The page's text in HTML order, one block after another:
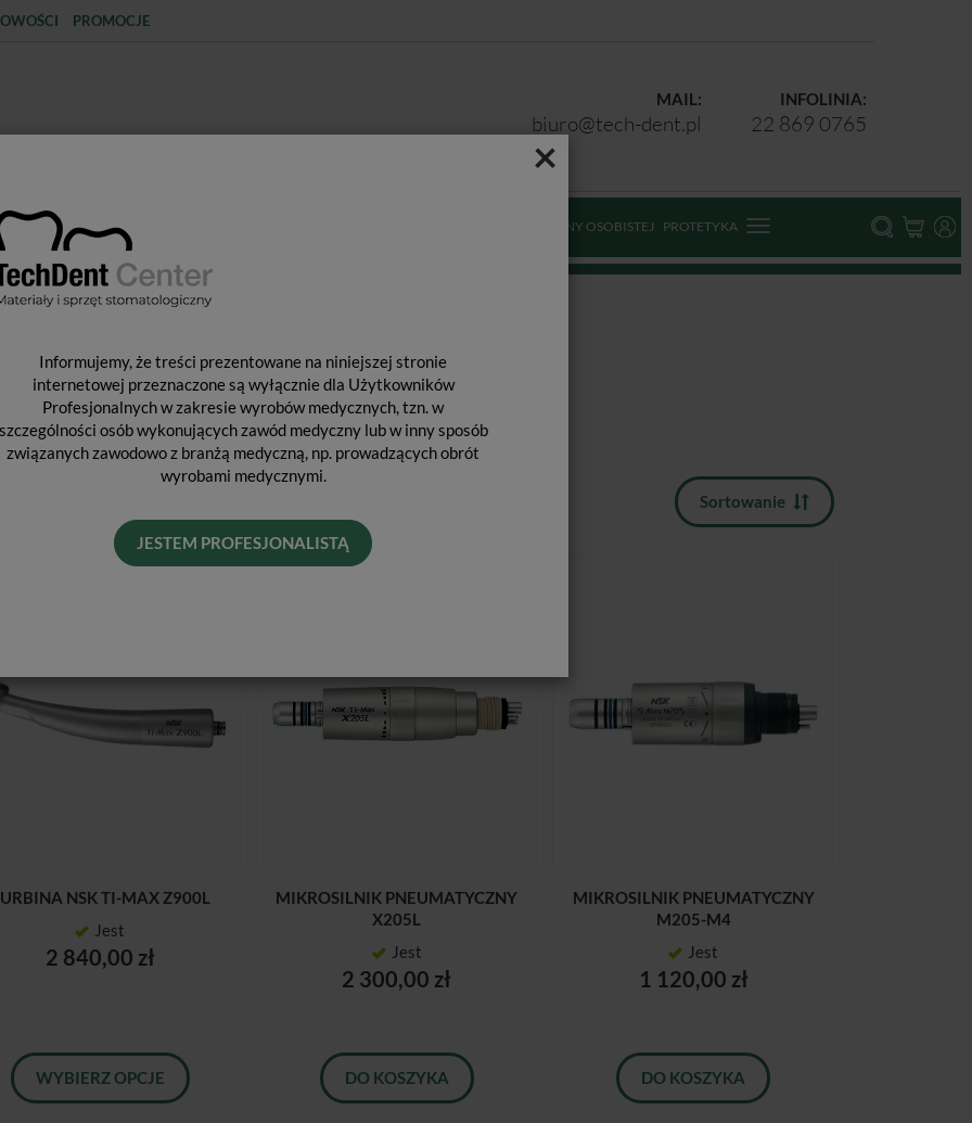
×
Informujemy, że treści prezentowane na niniejszej stronie
internetowej przeznaczone są wyłącznie dla Użytkowników
Profesjonalnych w zakresie wyrobów medycznych, tzn. w
osób wykonujących zawód medyczny lub w inny sposób
związanych zawodowo z branżą medyczną, np. prowadzących obrót
wyrobami medycznymi.
JESTEM PROFESJONALISTĄ
PROMOCJE
INFOLINIA:
22 869 0765
MAIL:
biuro@tech-dent.pl
STERYLIZACJA ŚRODKI OCHRONY OSOBISTEJ PROTETYKA
Sortowanie
NSK TI-MAX Z900L
Jest
2 840,00 zł
WYBIERZ OPCJE
MIKROSILNIK PNEUMATYCZNY
X205L
Jest
2 300,00 zł
DO KOSZYKA
MIKROSILNIK PNEUMATYCZNY
M205-M4
Jest
1 120,00 zł
DO KOSZYKA